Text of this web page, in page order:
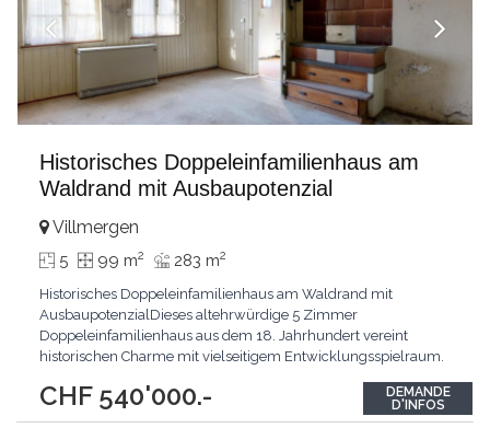
Historisches Doppeleinfamilienhaus am
Waldrand mit Ausbaupotenzial
CHF 540'000.-
Villmergen
5 99 m2 283 m2
Historisches Doppeleinfamilienhaus am Waldrand mit
AusbaupotenzialDieses altehrwürdige 5 Zimmer
Doppeleinfamilienhaus aus dem 18. Jahrhundert vereint
historischen Charme mit vielseitigem Entwicklungsspielraum.
einen grosszügigen Dachstock mit weiteren 99 m2, der
enormes Ausbaupotenzial eröffnet. Als oberstes Haus eines
DEMANDE
D'INFOS